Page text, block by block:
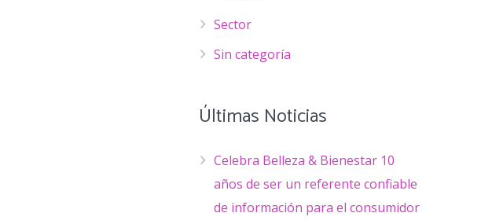
Sector
Sin categoría
Últimas Noticias
Celebra Belleza & Bienestar 10
años de ser un referente confiable
de información para el consumidor